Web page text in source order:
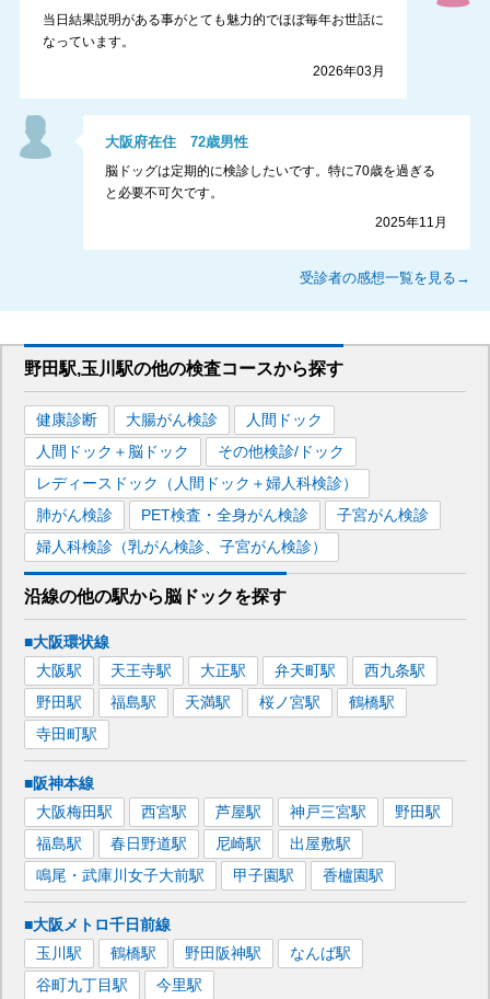
当日結果説明がある事がとても魅力的でほぼ毎年お世話に
なっています。
2026年03月
大阪府在住72歳男性
脳ドッグは定期的に検診したいです。特に70歳を過ぎる
と必要不可欠です。
2025年11月
受診者の感想一覧を見る→
野田駅,玉川駅の他の検査コースから探す
健康診断 大腸がん検診
人間ドック
人間ドック＋脳ドック
その他検診/ドック
レディースドック（人間ドック＋婦人科検診）
肺がん検診
PET検査・全身がん検診
子宮がん検診
婦人科検診（乳がん検診、子宮がん検診）
沿線の他の駅から脳ドックを探す
■大阪環状線
大阪駅 天王寺駅 大正駅 弁天町駅 西九条駅
野田駅 福島駅 天満駅 桜ノ宮駅 鶴橋駅
寺田町駅
■阪神本線
大阪梅田駅 西宮駅 芦屋駅 神戸三宮駅 野田駅
福島駅 春日野道駅 尼崎駅 出屋敷駅
鳴尾・武庫川女子大前駅 甲子園駅 香櫨園駅
■大阪メトロ千日前線
玉川 駅 鶴橋駅 野田阪神駅 なんば駅
谷町九丁目駅 今里駅